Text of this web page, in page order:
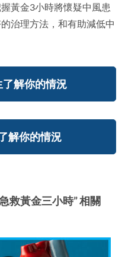
黃金3小時將懷疑中風患
治理方法，和有助減低中
解你的情況
解你的情況
救黃金三小時” 相關